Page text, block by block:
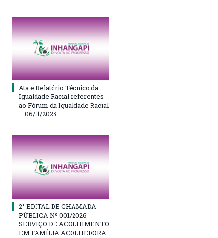
Ata e Relatório Técnico da
Igualdade Racial referentes
ao Fórum da Igualdade Racial
– 06/11/2025
2° EDITAL DE CHAMADA
PÚBLICA Nº 001/2026
SERVIÇO DE ACOLHIMENTO
EM FAMÍLIA ACOLHEDORA